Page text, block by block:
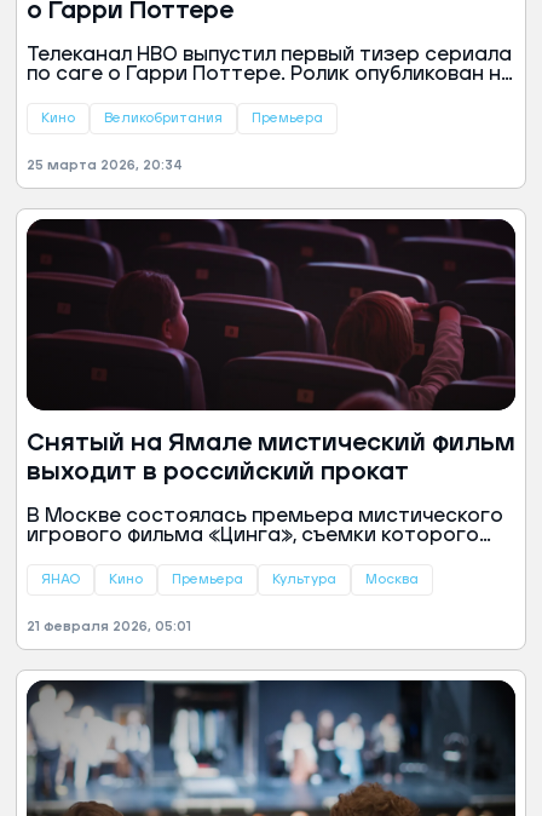
о Гарри Поттере
Телеканал HBO выпустил первый тизер сериала
по саге о Гарри Поттере. Ролик опубликован на
Кино Великобритания Премьера
25 марта 2026, 20:34
Снятый на Ямале мистический фильм
выходит в российский прокат
В Москве состоялась премьера мистического
игрового фильма «Цинга», съемки которого
тундры. Картина, где Ямал предстает как
пресс-служба губернатора ЯНАО.
ЯНАО Кино Премьера Культура Москва
21 февраля 2026, 05:01